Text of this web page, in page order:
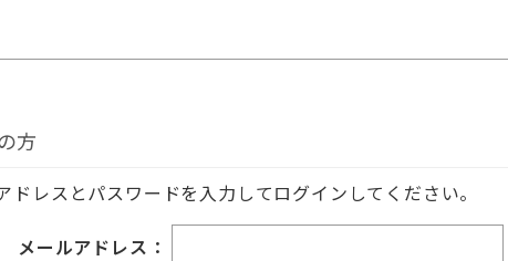
方
ドレスとパスワードを入力してログインしてください。
メールアドレス：